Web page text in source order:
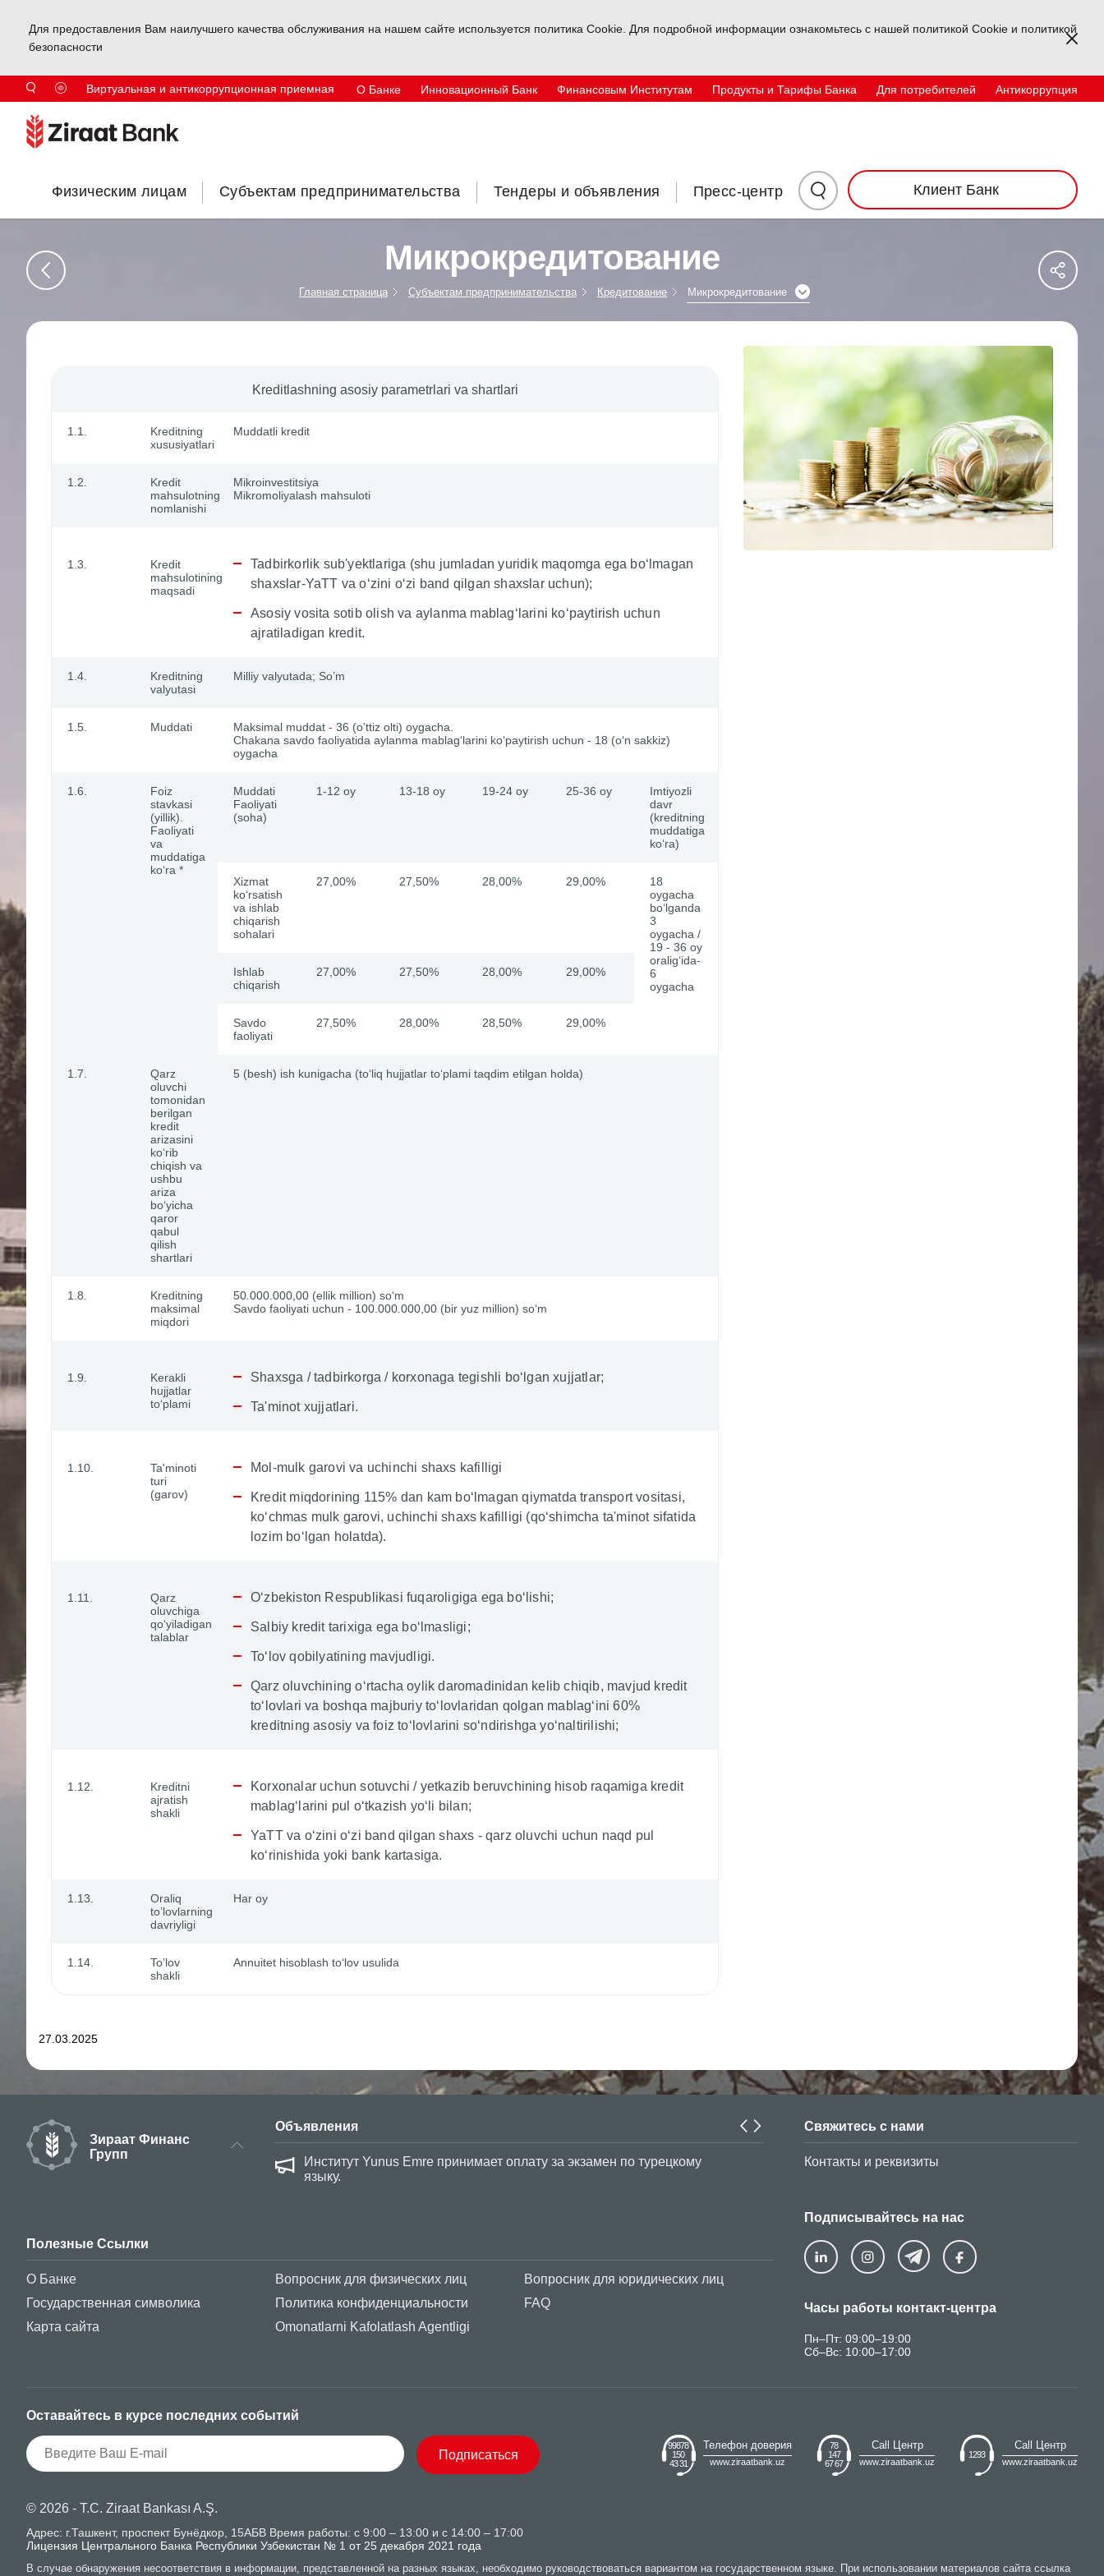
Для предоставления Вам наилучшего качества обслуживания на нашем сайте используется политика Cookie. Для подробной информации ознакомьтесь с нашей политикой Cookie и политикой
безопасности
Виртуальная и антикоррупционная приемная О Банке Инновационный Банк Финансовым Институтам Продукты и Тарифы Банка Для потребителей
Антикоррупция
Физическим лицам Субъектам предпринимательства Тендеры и объявления Пресс-центр
Нажмите
здесь
Клиент Банк
Физические лица корпоративный
Микрокредитование
Главная страница Субъектам предпринимательства Кредитование Микрокредитование
Kreditlashning asosiy parametrlari va shartlari
1.1.
Kreditning
xususiyatlari
Muddatli kredit
1.2.
Kredit
mahsulotning
nomlanishi
Mikroinvestitsiya
Mikromoliyalash mahsuloti
1.3.
Kredit
mahsulotining
maqsadi
Tadbirkorlik sub'yektlariga (shu jumladan yuridik maqomga ega bo‘lmagan
shaxslar-YaTT va o‘zini o‘zi band qilgan shaxslar uchun);
Asosiy vosita sotib olish va aylanma mablag‘larini ko‘paytirish uchun
ajratiladigan kredit.
1.4.
Kreditning
valyutasi
Milliy valyutada; So’m
1.5. Muddati
Maksimal muddat - 36 (o’ttiz olti) oygacha.
Chakana savdo faoliyatida aylanma mablag‘larini ko‘paytirish uchun - 18 (o‘n sakkiz)
oygacha
1.6.
Foiz
stavkasi
(yillik).
Faoliyati
va
muddatiga
ko‘ra *
Muddati
Faoliyati
(soha)
1-12 oy 13-18 oy 19-24 oy 25-36 oy
Imtiyozli
davr
(kreditning
muddatiga
ko‘ra)
Xizmat
ko‘rsatish
va ishlab
chiqarish
sohalari
27,00% 27,50% 28,00% 29,00%
18
oygacha
bo‘lganda
3
oygacha /
19 - 36 oy
oralig‘ida-
6
oygacha
Ishlab
chiqarish
27,00% 27,50% 28,00% 29,00%
Savdo
faoliyati
27,50% 28,00% 28,50% 29,00%
1.7.
Qarz
oluvchi
tomonidan
berilgan
kredit
arizasini
ko‘rib
chiqish va
ushbu
ariza
bo‘yicha
qaror
qabul
qilish
shartlari
5 (besh) ish kunigacha (to‘liq hujjatlar to‘plami taqdim etilgan holda)
1.8.
Kreditning
maksimal
miqdori
50.000.000,00 (ellik million) so‘m
Savdo faoliyati uchun - 100.000.000,00 (bir yuz million) so‘m
1.9.
Kerakli
hujjatlar
to‘plami
Shaxsga / tadbirkorga / korxonaga tegishli bo‘lgan xujjatlar;
Ta'minot xujjatlari.
1.10.
Ta'minoti
turi
(garov)
Mol-mulk garovi va uchinchi shaxs kafilligi
Kredit miqdorining 115% dan kam bo‘lmagan qiymatda transport vositasi,
ko‘chmas mulk garovi, uchinchi shaxs kafilligi (qo‘shimcha ta'minot sifatida
lozim bo‘lgan holatda).
1.11.
Qarz
oluvchiga
qo‘yiladigan
talablar
O‘zbekiston Respublikasi fuqaroligiga ega bo‘lishi;
Salbiy kredit tarixiga ega bo‘lmasligi;
To‘lov qobilyatining mavjudligi.
Qarz oluvchining o‘rtacha oylik daromadinidan kelib chiqib, mavjud kredit
to‘lovlari va boshqa majburiy to‘lovlaridan qolgan mablag‘ini 60%
kreditning asosiy va foiz to‘lovlarini so‘ndirishga yo‘naltirilishi;
1.12.
Kreditni
ajratish
shakli
Korxonalar uchun sotuvchi / yetkazib beruvchining hisob raqamiga kredit
mablag‘larini pul o‘tkazish yo‘li bilan;
YaTT va o‘zini o‘zi band qilgan shaxs - qarz oluvchi uchun naqd pul
ko‘rinishida yoki bank kartasiga.
1.13.
Oraliq
to’lovlarning
davriyligi
Har oy
1.14.
To’lov
shakli
Annuitet hisoblash to‘lov usulida
27.03.2025
Зираат Финанс
Групп
Объявления
Институт Yunus Emre принимает оплату за экзамен по турецкому
языку.
В период до 30 марта текущего года студенты из
Полезные Ссылки
О Банке Вопросник для физических лиц
Вопросник для юридических лиц
Государственная символика
Политика конфиденциальности
FAQ
Карта сайта
Omonatlarni Kafolatlash Agentligi
Свяжитесь с нами
Контакты и реквизиты
Подписывайтесь на нас
Часы работы контакт-центра
Пн–Пт: 09:00–19:00
Сб–Вс: 10:00–17:00
Оставайтесь в курсе последних событий
Подписаться
99878
150
43 31
Телефон доверия
www.ziraatbank.uz
78
147
67 67
Call Центр
www.ziraatbank.uz
1293
Call Центр
www.ziraatbank.uz
© 2026 - T.C. Ziraat Bankası A.Ş.
Адрес: г.Ташкент, проспект Бунёдкор, 15АБВ Время работы: с 9:00 – 13:00 и с 14:00 – 17:00
Лицензия Центрального Банка Республики Узбекистан № 1 от 25 декабря 2021 года
В случае обнаружения несоответствия в информации, представленной на разных языках, необходимо руководствоваться вариантом на государственном языке. При использовании материалов сайта ссылка